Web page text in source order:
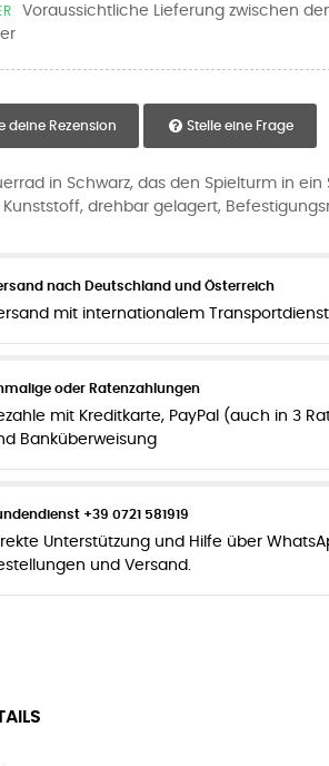
Voraussichtliche Lieferung zwischen
deine Rezension Stelle eine Frage
in Schwarz, das den Spielturm in
drehbar gelagert,
nach Deutschland und Österreich
mit internationalem
oder Ratenzahlungen
mit Kreditkarte, PayPal (auch in 3
Banküberweisung
+39 0721 581919
Unterstützung und Hilfe über
und Versand.